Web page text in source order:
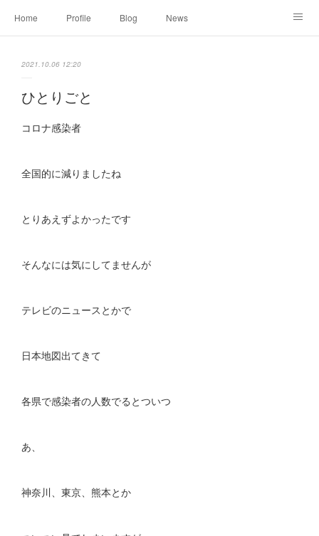
Home Profile Blog News
2021.10.06 12:20
ひとりごと
コロナ感染者
全国的に減りましたね
とりあえずよかったです
そんなには気にしてませんが
テレビのニュースとかで
日本地図出てきて
各県で感染者の人数でるとついつ
あ、
神奈川、東京、熊本とか